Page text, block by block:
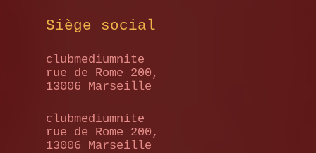
Siège social
clubmediumnite
rue de Rome 200,
13006 Marseille
clubmediumnite
rue de Rome 200,
13006 Marseille